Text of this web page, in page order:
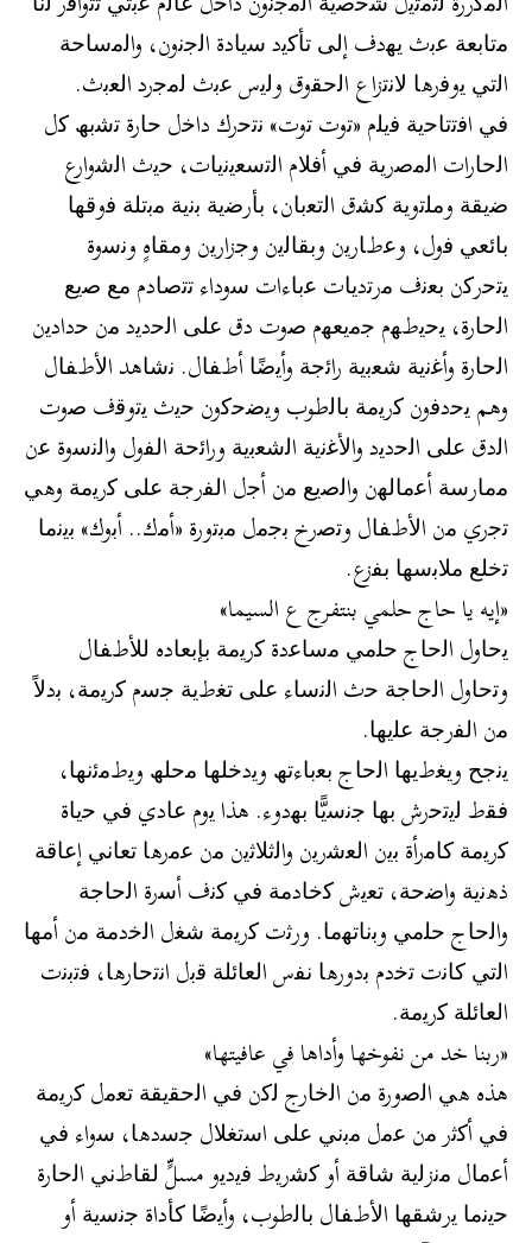
ﻣﺗﺎﺑﻌﺔ ﻋﺑث ﯾﮭدف إﻟﻰ ﺗﺄﻛﯾد ﺳﯾﺎدة اﻟﺟﻧون، واﻟﻣﺳﺎﺣﺔ
اﻟﺗﻲ ﯾوﻓرھﺎ ﻻﻧﺗزاع اﻟﺣﻘوق وﻟﯾس ﻋﺑث ﻟﻣﺟرد اﻟﻌﺑث.
ﻓﻲ اﻓﺗﺗﺎﺣﯾﺔ ﻓﯾﻠم «ﺗوت ﺗوت» ﻧﺗﺣرك داﺧل ﺣﺎرة ﺗﺷﺑﮫ ﻛل
اﻟﺣﺎرات اﻟﻣﺻرﯾﺔ ﻓﻲ أﻓﻼم اﻟﺗﺳﻌﯾﻧﯾﺎت، ﺣﯾث اﻟﺷوارع
ﺿﯾﻘﺔ وﻣﻠﺗوﯾﺔ ﻛﺷق اﻟﺗﻌﺑﺎن، ﺑﺄرﺿﯾﺔ ﺑﻧﯾﺔ ﻣﺑﺗﻠﺔ ﻓوﻗﮭﺎ
ﺑﺎﺋﻌﻲ ﻓول، وﻋطﺎرﯾن وﺑﻘﺎﻟﯾن وﺟزارﯾن وﻣﻘﺎهٍ وﻧﺳوة
ﯾﺗﺣرﻛن ﺑﻌﻧف ﻣرﺗدﯾﺎت ﻋﺑﺎءات ﺳوداء ﺗﺗﺻﺎدم ﻣﻊ ﺻﯾﻊ
اﻟﺣﺎرة، ﯾﺣﯾطﮭم ﺟﻣﯾﻌﮭم ﺻوت دق ﻋﻠﻰ اﻟﺣدﯾد ﻣن ﺣدادﯾن
اﻟﺣﺎرة وأﻏﻧﯾﺔ ﺷﻌﺑﯾﺔ راﺋﺟﺔ وأﯾﺿًﺎ أطﻔﺎل. ﻧﺷﺎھد اﻷطﻔﺎل
وھم ﯾﺣدﻓون ﻛرﯾﻣﺔ ﺑﺎﻟطوب وﯾﺿﺣﻛون ﺣﯾث ﯾﺗوﻗف ﺻوت
اﻟدق ﻋﻠﻰ اﻟﺣدﯾد واﻷﻏﻧﯾﺔ اﻟﺷﻌﺑﯾﺔ وراﺋﺣﺔ اﻟﻔول واﻟﻧﺳوة ﻋن
ﻣﻣﺎرﺳﺔ أﻋﻣﺎﻟﮭن واﻟﺻﯾﻊ ﻣن أﺟل اﻟﻔرﺟﺔ ﻋﻠﻰ ﻛرﯾﻣﺔ وھﻲ
ﺗﺟري ﻣن اﻷطﻔﺎل وﺗﺻرخ ﺑﺟﻣل ﻣﺑﺗورة «أﻣك.. أﺑوك» ﺑﯾﻧﻣﺎ
ﺗﺧﻠﻊ ﻣﻼﺑﺳﮭﺎ ﺑﻔزع.
«إيه يا حاج حلمي بنتفرج ع السيما»
ﯾﺣﺎول اﻟﺣﺎج ﺣﻠﻣﻲ ﻣﺳﺎﻋدة ﻛرﯾﻣﺔ ﺑﺈﺑﻌﺎده ﻟﻸطﻔﺎل
وﺗﺣﺎول اﻟﺣﺎﺟﺔ ﺣث اﻟﻧﺳﺎء ﻋﻠﻰ ﺗﻐطﯾﺔ ﺟﺳم ﻛرﯾﻣﺔ، ﺑدﻻً
ﻣن اﻟﻔرﺟﺔ ﻋﻠﯾﮭﺎ.
ﯾﻧﺟﺢ وﯾﻐطﯾﮭﺎ اﻟﺣﺎج ﺑﻌﺑﺎءﺗﮫ وﯾدﺧﻠﮭﺎ ﻣﺣﻠﮫ وﯾطﻣﺋﻧﮭﺎ،
ﻓﻘط ﻟﯾﺗﺣرش ﺑﮭﺎ ﺟﻧﺳﯾًّﺎ ﺑﮭدوء. ھذا ﯾوم ﻋﺎدي ﻓﻲ ﺣﯾﺎة
ﻛرﯾﻣﺔ ﻛﺎﻣرأة ﺑﯾن اﻟﻌﺷرﯾن واﻟﺛﻼﺛﯾن ﻣن ﻋﻣرھﺎ ﺗﻌﺎﻧﻲ إﻋﺎﻗﺔ
ذھﻧﯾﺔ واﺿﺣﺔ، ﺗﻌﯾش ﻛﺧﺎدﻣﺔ ﻓﻲ ﻛﻧف أﺳرة اﻟﺣﺎﺟﺔ
واﻟﺣﺎج ﺣﻠﻣﻲ وﺑﻧﺎﺗﮭﻣﺎ. ورﺛت ﻛرﯾﻣﺔ ﺷﻐل اﻟﺧدﻣﺔ ﻣن أﻣﮭﺎ
اﻟﺗﻲ ﻛﺎﻧت ﺗﺧدم ﺑدورھﺎ ﻧﻔس اﻟﻌﺎﺋﻠﺔ ﻗﺑل اﻧﺗﺣﺎرھﺎ، ﻓﺗﺑﻧت
اﻟﻌﺎﺋﻠﺔ ﻛرﯾﻣﺔ.
«ربنا خد من نفوخها وأداها في عافيتها»
ھذه ھﻲ اﻟﺻورة ﻣن اﻟﺧﺎرج ﻟﻛن ﻓﻲ اﻟﺣﻘﯾﻘﺔ ﺗﻌﻣل ﻛرﯾﻣﺔ
ﻓﻲ أﻛﺛر ﻣن ﻋﻣل ﻣﺑﻧﻲ ﻋﻠﻰ اﺳﺗﻐﻼل ﺟﺳدھﺎ، ﺳواء ﻓﻲ
أﻋﻣﺎل ﻣﻧزﻟﯾﺔ ﺷﺎﻗﺔ أو ﻛﺷرﯾط ﻓﯾدﯾو مسلٍّ ﻟﻘﺎطﻧﻲ اﻟﺣﺎرة
ﺣﯾﻧﻣﺎ ﯾرﺷﻘﮭﺎ اﻷطﻔﺎل ﺑﺎﻟطوب، وأﯾﺿًﺎ ﻛﺄداة ﺟﻧﺳﯾﺔ أو